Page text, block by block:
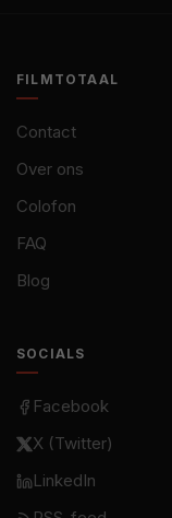
FILMTOTAAL
Contact
Over ons
Colofon
FAQ
Blog
SOCIALS
Facebook
X (Twitter)
LinkedIn